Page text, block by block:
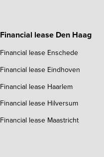
Financial lease Den Haag
Financial lease Enschede
Financial lease Eindhoven
Financial lease Haarlem
Financial lease Hilversum
Financial lease Maastricht